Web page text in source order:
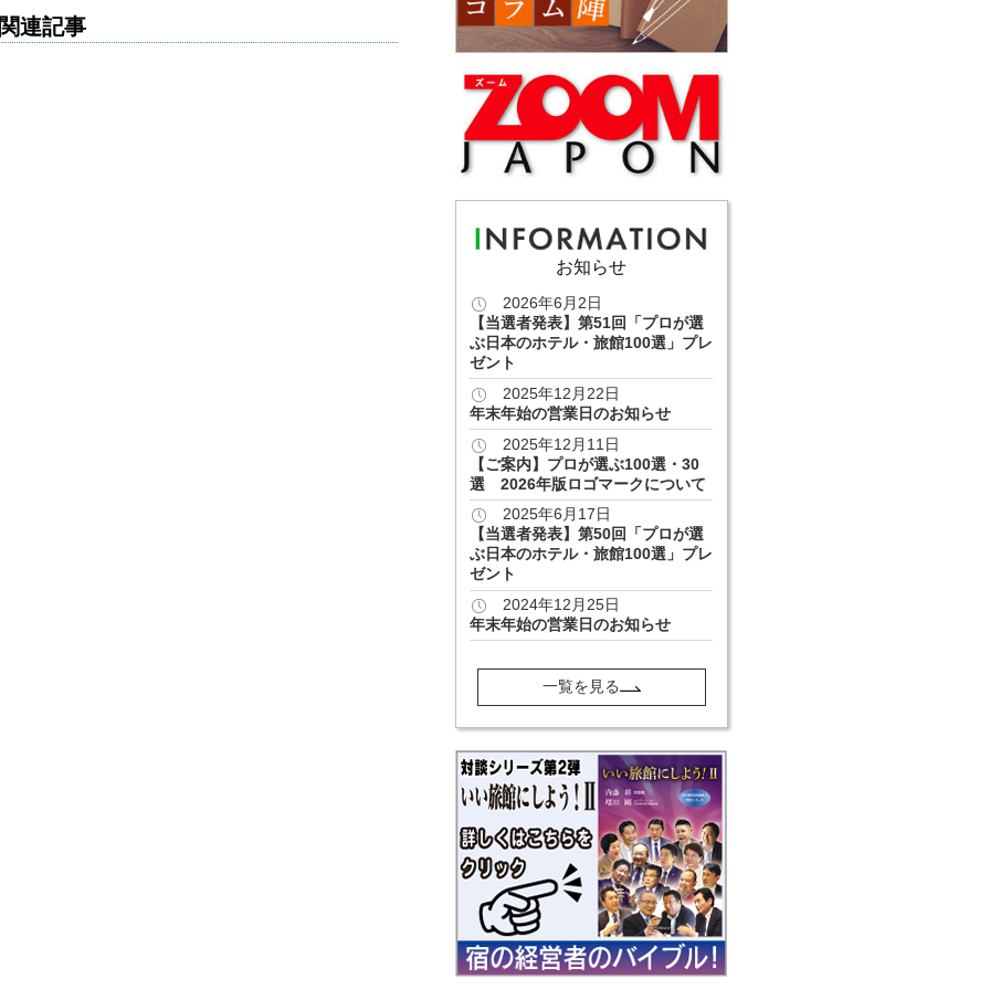
関連記事
お知らせ
2026年6月2日
【当選者発表】第51回「プロが選
ぶ日本のホテル・旅館100選」プレ
ゼント
2025年12月22日
年末年始の営業日のお知らせ
2025年12月11日
【ご案内】プロが選ぶ100選・30
選 2026年版ロゴマークについて
2025年6月17日
【当選者発表】第50回「プロが選
ぶ日本のホテル・旅館100選」プレ
ゼント
2024年12月25日
年末年始の営業日のお知らせ
一覧を見る